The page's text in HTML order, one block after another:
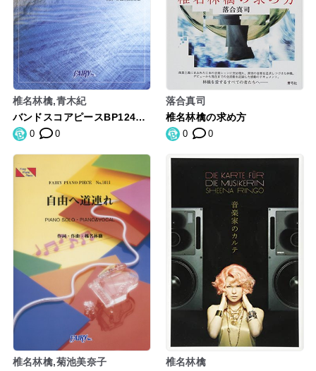
椎名林檎,青木紀
バンドスコアピースBP1249
女の子は誰でも / 東京事変 (B
and piece series)
0 0
落合真司
椎名林檎の求め方
0 0
椎名林檎,菊池美奈子
椎名林檎